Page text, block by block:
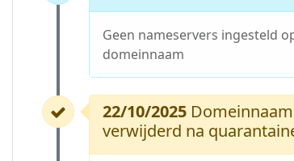
Geen nameservers ingesteld
domeinnaam
22/10/2025 Domeinnaam
verwijderd na